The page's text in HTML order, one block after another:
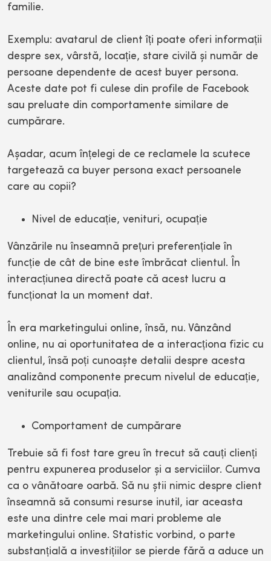
familie.
Exemplu: avatarul de client îți poate oferi informații
despre sex, vârstă, locație, stare civilă și număr de
persoane dependente de acest buyer persona.
Aceste date pot fi culese din profile de Facebook
sau preluate din comportamente similare de
cumpărare.
Așadar, acum înțelegi de ce reclamele la scutece
targetează ca buyer persona exact persoanele
care au copii?
Nivel de educație, venituri, ocupație
Vânzările nu înseamnă prețuri preferențiale în
funcție de cât de bine este îmbrăcat clientul. În
interacțiunea directă poate că acest lucru a
funcționat la un moment dat.
În era marketingului online, însă, nu. Vânzând
online, nu ai oportunitatea de a interacționa fizic cu
clientul, însă poți cunoaște detalii despre acesta
analizând componente precum nivelul de educație,
veniturile sau ocupația.
Comportament de cumpărare
Trebuie să fi fost tare greu în trecut să cauți clienți
pentru expunerea produselor și a serviciilor. Cumva
ca o vânătoare oarbă. Să nu știi nimic despre client
înseamnă să consumi resurse inutil, iar aceasta
este una dintre cele mai mari probleme ale
marketingului online. Statistic vorbind, o parte
substanțială a investițiilor se pierde fără a aduce un